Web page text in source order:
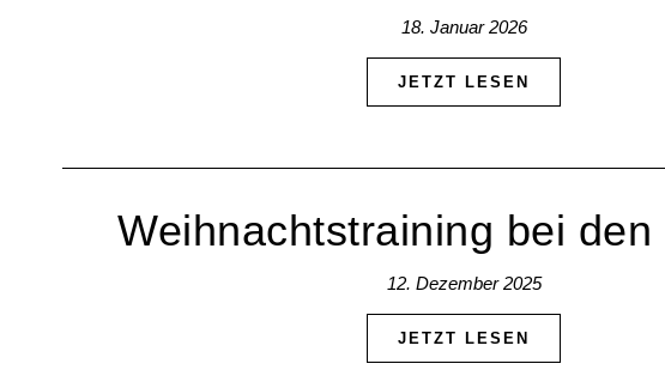
18. Januar 2026
JETZT LESEN
Weihnachtstraining bei den
12. Dezember 2025
JETZT LESEN